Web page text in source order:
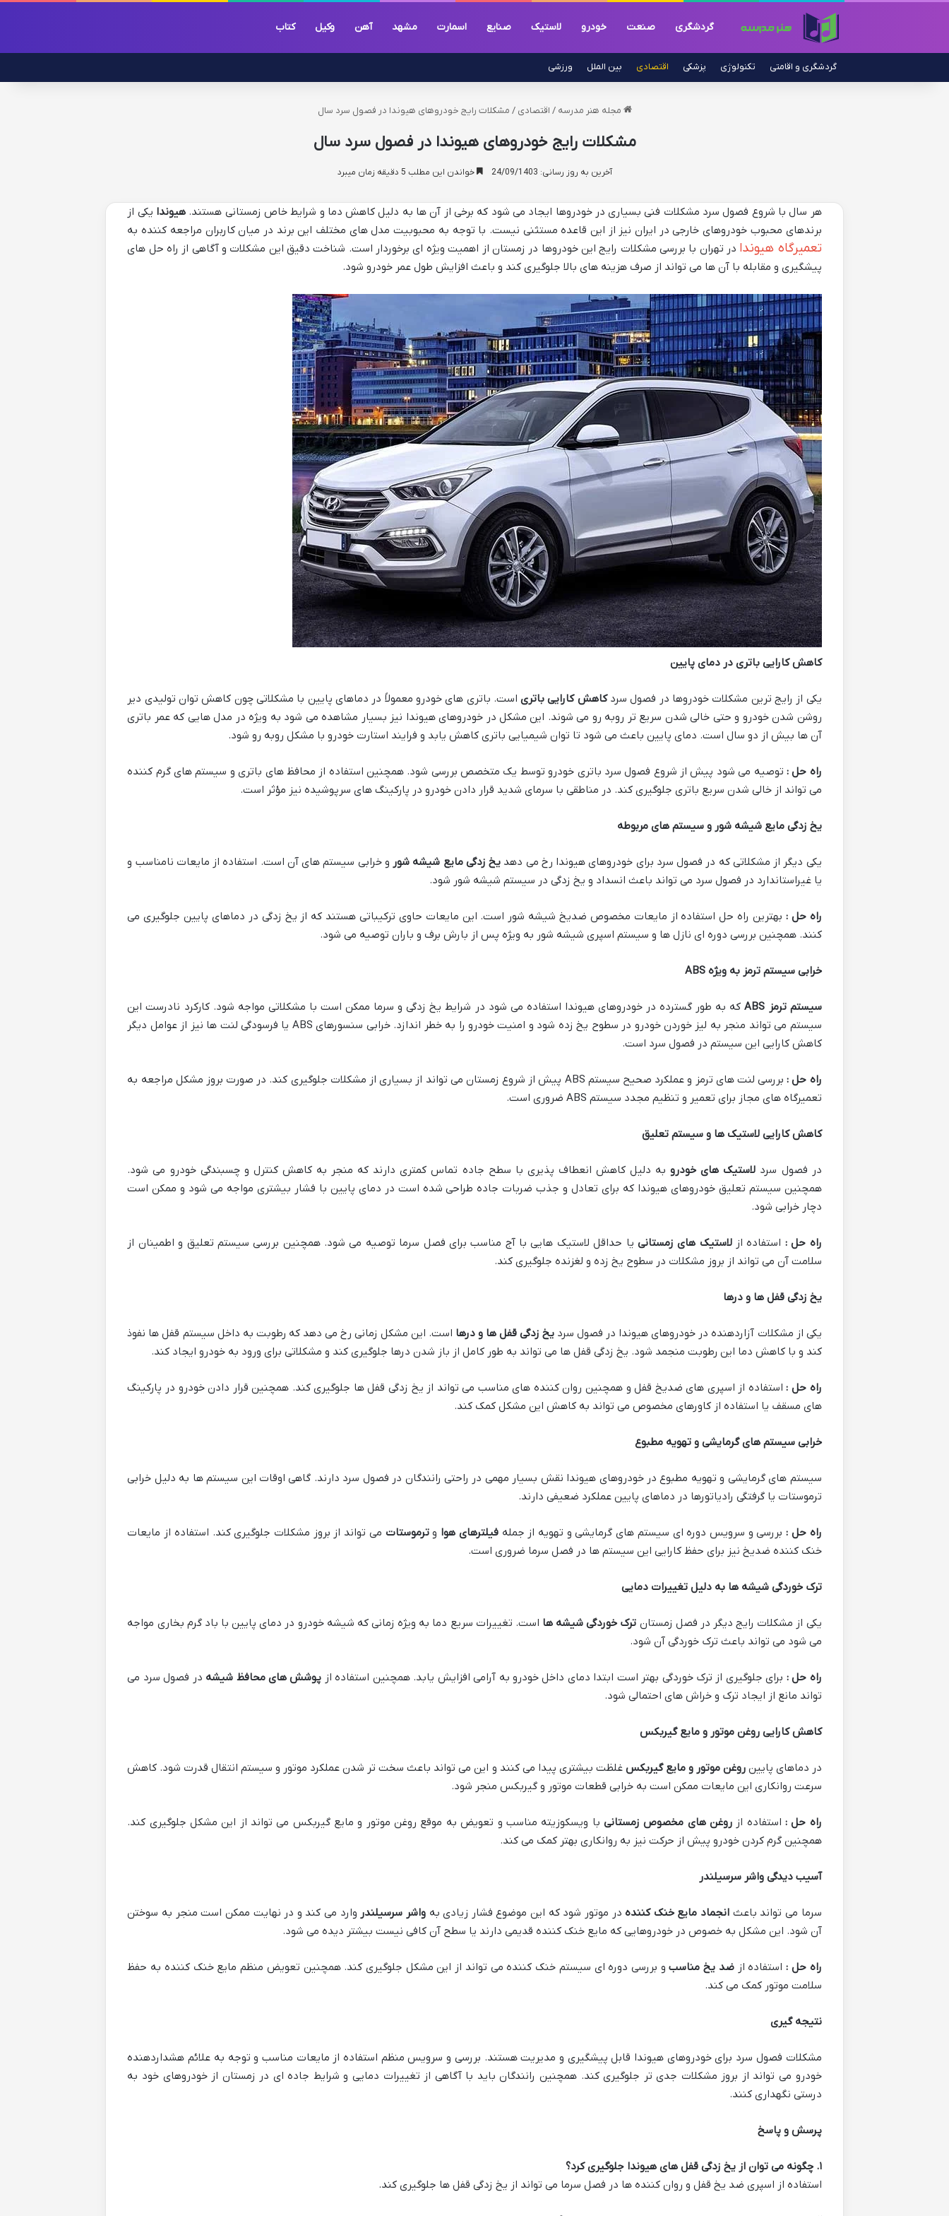
گردشگری صنعت خودرو لاستیک صنایع اسمارت مشهد آهن وکیل کتاب
گردشگری و اقامتی تکنولوژی پزشکی اقتصادی بین الملل ورزشی
مجله هنر مدرسه / اقتصادی / مشکلات رایج خودروهای هیوندا در فصول سرد سال
مشکلات رایج خودروهای هیوندا در فصول سرد سال
آخرین به روز رسانی: 24/09/1403 خواندن این مطلب 5 دقیقه زمان میبرد
هر سال با شروع فصول سرد مشکلات فنی بسیاری در خودروها ایجاد می شود که برخی از آن ها به دلیل کاهش دما و شرایط خاص زمستانی هستند. هیوندا یکی از
برندهای محبوب خودروهای خارجی در ایران نیز از این قاعده مستثنی نیست. با توجه به محبوبیت مدل های مختلف این برند در میان کاربران مراجعه کننده به
تعمیرگاه هیوندا در تهران با بررسی مشکلات رایج این خودروها در زمستان از اهمیت ویژه ای برخوردار است. شناخت دقیق این مشکلات و آگاهی از راه حل های
پیشگیری و مقابله با آن ها می تواند از صرف هزینه های بالا جلوگیری کند و باعث افزایش طول عمر خودرو شود.
کاهش کارایی باتری در دمای پایین
یکی از رایج ترین مشکلات خودروها در فصول سردکاهش کارایی باتریاست. باتری های خودرو معمولاً در دماهای پایین با مشکلاتی چون کاهش توان تولیدی دیر
روشن شدن خودرو و حتی خالی شدن سریع تر روبه رو می شوند. این مشکل در خودروهای هیوندا نیز بسیار مشاهده می شود به ویژه در مدل هایی که عمر باتری
آن ها بیش از دو سال است. دمای پایین باعث می شود تا توان شیمیایی باتری کاهش یابد و فرایند استارت خودرو با مشکل روبه رو شود.
راه حل : توصیه می شود پیش از شروع فصول سرد باتری خودرو توسط یک متخصص بررسی شود. همچنین استفاده از محافظ های باتری و سیستم های گرم کننده
می تواند از خالی شدن سریع باتری جلوگیری کند. در مناطقی با سرمای شدید قرار دادن خودرو در پارکینگ های سرپوشیده نیز مؤثر است.
یخ زدگی مایع شیشه شور و سیستم های مربوطه
یکی دیگر از مشکلاتی که در فصول سرد برای خودروهای هیوندا رخ می دهد یخ زدگی مایع شیشه شور و خرابی سیستم های آن است. استفاده از مایعات نامناسب و
یا غیراستاندارد در فصول سرد می تواند باعث انسداد و یخ زدگی در سیستم شیشه شور شود.
راه حل : بهترین راه حل استفاده از مایعات مخصوص ضدیخ شیشه شور است. این مایعات حاوی ترکیباتی هستند که از یخ زدگی در دماهای پایین جلوگیری می
کنند. همچنین بررسی دوره ای نازل ها و سیستم اسپری شیشه شور به ویژه پس از بارش برف و باران توصیه می شود.
خرابی سیستم ترمز به ویژه ABS
سیستم ترمز
که به طور گسترده در خودروهای هیوندا استفاده می شود در شرایط یخ زدگی و سرما ممکن است با مشکلاتی مواجه شود. کارکرد نادرست این
سیستم می تواند منجر به لیز خوردن خودرو در سطوح یخ زده شود و امنیت خودرو را به خطر اندازد. خرابی سنسورهای ABS یا فرسودگی لنت ها نیز از عوامل دیگر
کاهش کارایی این سیستم در فصول سرد است.
راه حل :
بررسی لنت های ترمز و عملکرد صحیح سیستم ABS پیش از شروع زمستان می تواند از بسیاری از مشکلات جلوگیری کند. در صورت بروز مشکل مراجعه به
تعمیرگاه های مجاز برای تعمیر و تنظیم مجدد سیستم ABS ضروری است.
کاهش کارایی لاستیک ها و سیستم تعلیق
در فصول سرد لاستیک های خودروبه دلیل کاهش انعطاف پذیری با سطح جاده تماس کمتری دارند که منجر به کاهش کنترل و چسبندگی خودرو می شود.
همچنین سیستم تعلیق خودروهای هیوندا که برای تعادل و جذب ضربات جاده طراحی شده است در دمای پایین با فشار بیشتری مواجه می شود و ممکن است
دچار خرابی شود.
راه حل : استفاده ازلاستیک های زمستانی یا حداقل لاستیک هایی با آج مناسب برای فصل سرما توصیه می شود. همچنین بررسی سیستم تعلیق و اطمینان از
سلامت آن می تواند از بروز مشکلات در سطوح یخ زده و لغزنده جلوگیری کند.
یخ زدگی قفل ها و درها
یکی از مشکلات آزاردهنده در خودروهای هیوندا در فصول سرد یخ زدگی قفل ها و درها است. این مشکل زمانی رخ می دهد که رطوبت به داخل سیستم قفل ها نفوذ
کند و با کاهش دما این رطوبت منجمد شود. یخ زدگی قفل ها می تواند به طور کامل از باز شدن درها جلوگیری کند و مشکلاتی برای ورود به خودرو ایجاد کند.
راه حل : استفاده از اسپری های ضدیخ قفل و همچنین روان کننده های مناسب می تواند از یخ زدگی قفل ها جلوگیری کند. همچنین قرار دادن خودرو در پارکینگ
های مسقف یا استفاده از کاورهای مخصوص می تواند به کاهش این مشکل کمک کند.
خرابی سیستم های گرمایشی و تهویه مطبوع
سیستم های گرمایشی و تهویه مطبوع در خودروهای هیوندا نقش بسیار مهمی در راحتی رانندگان در فصول سرد دارند. گاهی اوقات این سیستم ها به دلیل خرابی
ترموستات یا گرفتگی رادیاتورها در دماهای پایین عملکرد ضعیفی دارند.
راه حل : بررسی و سرویس دوره ای سیستم های گرمایشی و تهویه از جملهفیلترهای هوا وترموستات می تواند از بروز مشکلات جلوگیری کند. استفاده از مایعات
خنک کننده ضدیخ نیز برای حفظ کارایی این سیستم ها در فصل سرما ضروری است.
ترک خوردگی شیشه ها به دلیل تغییرات دمایی
یکی از مشکلات رایج دیگر در فصل زمستان ترک خوردگی شیشه ها است. تغییرات سریع دما به ویژه زمانی که شیشه خودرو در دمای پایین با باد گرم بخاری مواجه
می شود می تواند باعث ترک خوردگی آن شود.
راه حل : برای جلوگیری از ترک خوردگی بهتر است ابتدا دمای داخل خودرو به آرامی افزایش یابد. همچنین استفاده از پوشش های محافظ شیشه در فصول سرد می
تواند مانع از ایجاد ترک و خراش های احتمالی شود.
کاهش کارایی روغن موتور و مایع گیربکس
در دماهای پایینروغن موتور و مایع گیربکس غلظت بیشتری پیدا می کنند و این می تواند باعث سخت تر شدن عملکرد موتور و سیستم انتقال قدرت شود. کاهش
سرعت روانکاری این مایعات ممکن است به خرابی قطعات موتور و گیربکس منجر شود.
راه حل : استفاده ازروغن های مخصوص زمستانی با ویسکوزیته مناسب و تعویض به موقع روغن موتور و مایع گیربکس می تواند از این مشکل جلوگیری کند.
همچنین گرم کردن خودرو پیش از حرکت نیز به روانکاری بهتر کمک می کند.
آسیب دیدگی واشر سرسیلندر
سرما می تواند باعث انجماد مایع خنک کنندهدر موتور شود که این موضوع فشار زیادی بهواشر سرسیلندر وارد می کند و در نهایت ممکن است منجر به سوختن
آن شود. این مشکل به خصوص در خودروهایی که مایع خنک کننده قدیمی دارند یا سطح آن کافی نیست بیشتر دیده می شود.
راه حل : استفاده ازضد یخ مناسبو بررسی دوره ای سیستم خنک کننده می تواند از این مشکل جلوگیری کند. همچنین تعویض منظم مایع خنک کننده به حفظ
سلامت موتور کمک می کند.
نتیجه گیری
مشکلات فصول سرد برای خودروهای هیوندا قابل پیشگیری و مدیریت هستند. بررسی و سرویس منظم استفاده از مایعات مناسب و توجه به علائم هشداردهنده
خودرو می تواند از بروز مشکلات جدی تر جلوگیری کند. همچنین رانندگان باید با آگاهی از تغییرات دمایی و شرایط جاده ای در زمستان از خودروهای خود به
درستی نگهداری کنند.
پرسش و پاسخ
۱.چگونه می توان از یخ زدگی قفل های هیوندا جلوگیری کرد؟
استفاده از اسپری ضد یخ قفل و روان کننده ها در فصل سرما می تواند از یخ زدگی قفل ها جلوگیری کند.